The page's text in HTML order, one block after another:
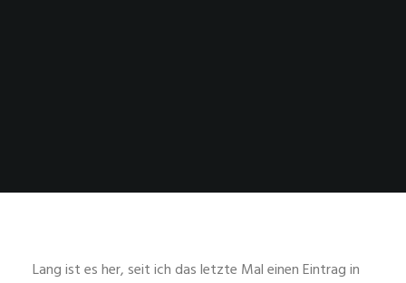
Lang ist es her, seit ich das letzte Mal einen Eintrag in